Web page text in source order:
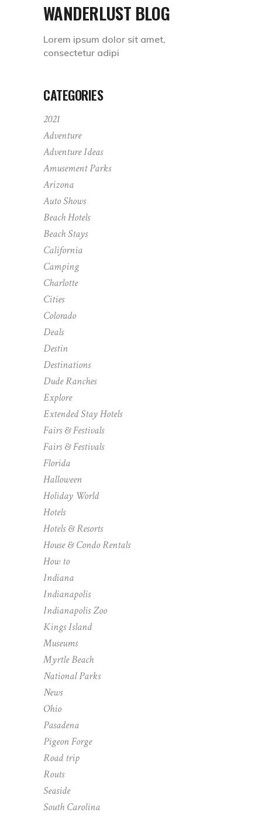
WANDERLUST BLOG
Lorem ipsum dolor sit amet,
consectetur adipi
CATEGORIES
2021
Adventure
Adventure Ideas
Amusement Parks
Arizona
Auto Shows
Beach Hotels
Beach Stays
California
Camping
Charlotte
Cities
Colorado
Deals
Destin
Destinations
Dude Ranches
Explore
Extended Stay Hotels
Fairs & Festivals
Fairs & Festivals
Florida
Halloween
Holiday World
Hotels
Hotels & Resorts
House & Condo Rentals
How to
Indiana
Indianapolis
Indianapolis Zoo
Kings Island
Museums
Myrtle Beach
National Parks
News
Ohio
Pasadena
Pigeon Forge
Road trip
Routs
Seaside
South Carolina